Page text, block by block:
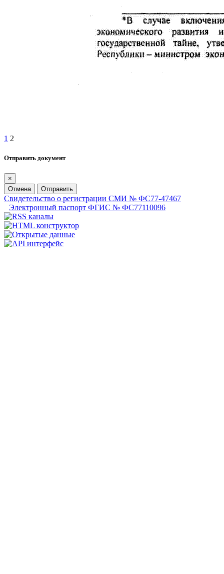
1 2
Отправить документ
×
Отмена
Отправить
Свидетельство о регистрации СМИ № ФС77-47467
Электронный паспорт ФГИС № ФС77110096